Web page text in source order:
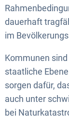
dauerhaft
im
Kommunen
staatliche
sorgen dafür,
auch unter
bei